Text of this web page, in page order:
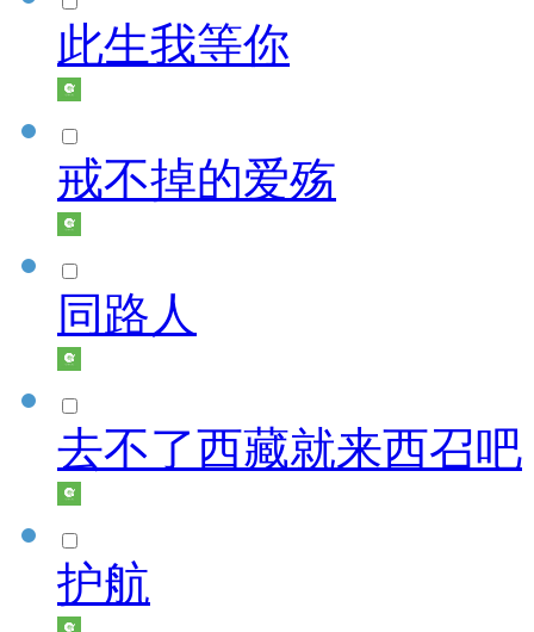
此生我等你
戒不掉的爱殇
同路人
去不了西藏就来西召吧
护航